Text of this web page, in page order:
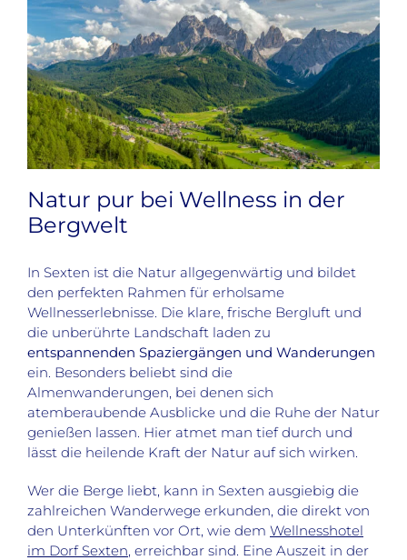
Natur pur bei Wellness in der
Bergwelt
In Sexten ist die Natur allgegenwärtig und bildet
den perfekten Rahmen für erholsame
Wellnesserlebnisse. Die klare, frische Bergluft und
die unberührte Landschaft laden zu
entspannenden Spaziergängen und Wanderungen
ein. Besonders beliebt sind die
Almenwanderungen, bei denen sich
atemberaubende Ausblicke und die Ruhe der Natur
genießen lassen. Hier atmet man tief durch und
lässt die heilende Kraft der Natur auf sich wirken.
Wer die Berge liebt, kann in Sexten ausgiebig die
zahlreichen Wanderwege erkunden, die direkt von
den Unterkünften vor Ort, wie dem Wellnesshotel
im Dorf Sexten, erreichbar sind. Eine Auszeit in der